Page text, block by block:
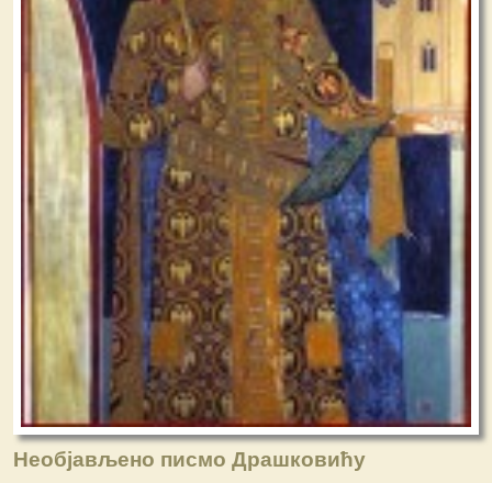
Необјављено писмо Драшковићу